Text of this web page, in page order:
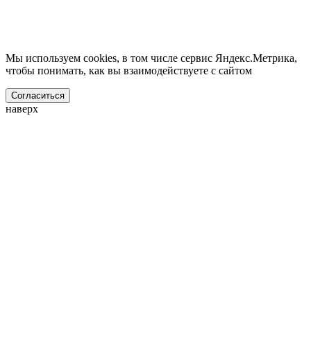
Мы используем cookies, в том числе сервис Яндекс.Метрика,
чтобы понимать, как вы взаимодействуете с сайтом
Согласиться
наверх